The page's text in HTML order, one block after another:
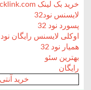
خرید بک لینک behtarinbacklink.com
لایسنس نود32
پسورد نود 32
اوکلی لایسنس رایگان نود 32
همیار نود 32
بهترین سئو
رایگان
خرید